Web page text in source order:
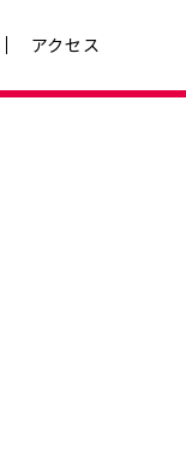
アクセス